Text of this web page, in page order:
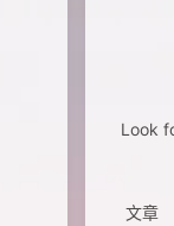
Look
文章